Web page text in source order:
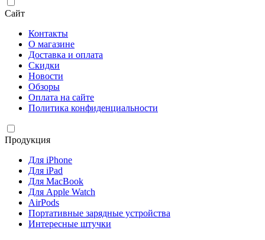
Сайт
Контакты
О магазине
Доставка и оплата
Скидки
Новости
Обзоры
Оплата на сайте
Политика конфиденциальности
Продукция
Для iPhone
Для iPad
Для MacBook
Для Apple Watch
AirPods
Портативные зарядные устройства
Интересные штучки